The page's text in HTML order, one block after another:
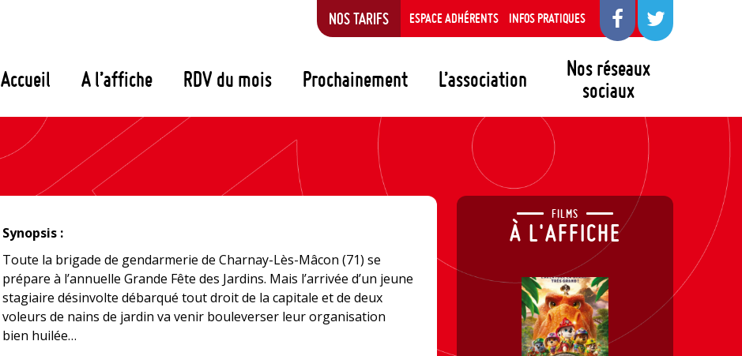
Accueil A l’affiche RDV du mois Prochainement L’association
Nos réseaux
sociaux
NOS TARIFS ESPACE ADHÉRENTS INFOS PRATIQUES
Synopsis :
Toute la brigade de gendarmerie de Charnay-Lès-Mâcon (71) se
prépare à l’annuelle Grande Fête des Jardins. Mais l’arrivée d’un jeune
stagiaire désinvolte débarqué tout droit de la capitale et de deux
voleurs de nains de jardin va venir bouleverser leur organisation
bien huilée…
FILMS
À L'AFFICHE